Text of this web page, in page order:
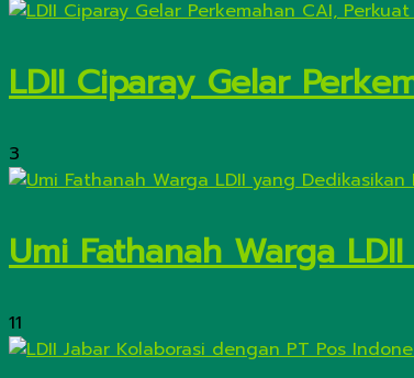
LDII Ciparay Gelar
3
Umi Fathanah Warga
11